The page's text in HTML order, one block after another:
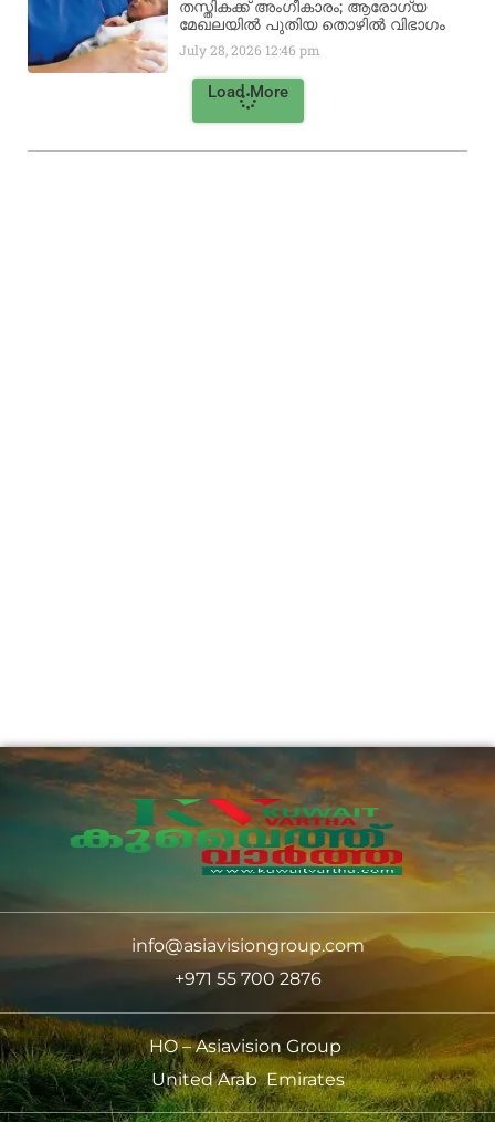
തസ്തികക്ക് അംഗീകാരം; ആരോഗ്യ
മേഖലയിൽ പുതിയ തൊഴിൽ വിഭാഗം
July 28, 2026 12:46 pm
Load More
info@asiavisiongroup.com
+971 55 700 2876
HO – Asiavision Group
United Arab Emirates